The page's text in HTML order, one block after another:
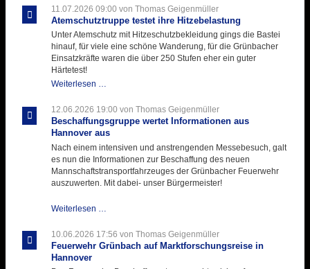
für
der
Kirmes
mit
zukunftsweisender
11.07.2026 09:00 von Thomas Geigenmüller
Atemschutztruppe testet ihre Hitzebelastung
Unter Atemschutz mit Hitzeschutzbekleidung gings die Bastei
hinauf, für viele eine schöne Wanderung, für die Grünbacher
Einsatzkräfte waren die über 250 Stufen eher ein guter
Härtetest!
Weiterlesen …
ihre
Hitzebelastung
12.06.2026 19:00 von Thomas Geigenmüller
Beschaffungsgruppe wertet Informationen aus
Hannover aus
Nach einem intensiven und anstrengenden Messebesuch, galt
es nun die Informationen zur Beschaffung des neuen
Mannschaftstransportfahrzeuges der Grünbacher Feuerwehr
auszuwerten. Mit dabei- unser Bürgermeister!
Weiterlesen …
Informationen
aus
aus
10.06.2026 17:56 von Thomas Geigenmüller
Feuerwehr Grünbach auf Marktforschungsreise in
Hannover